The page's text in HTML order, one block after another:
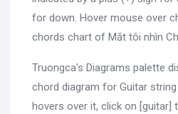
for down. Hover mouse over
chords chart of Mắt tôi nhìn
Truongca's Diagrams palette
chord diagram for Guitar
hovers over it, click on [guitar]